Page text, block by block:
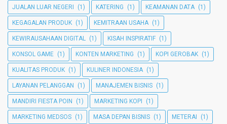
JUALAN LUAR NEGERI (1) KATERING (1) KEAMANAN DATA (1)
KEGAGALAN PRODUK (1) KEMITRAAN USAHA (1)
KEWIRAUSAHAAN DIGITAL (1) KISAH INSPIRATIF (1)
KONSOL GAME (1) KONTEN MARKETING (1) KOPI GEROBAK (1)
KUALITAS PRODUK (1) KULINER INDONESIA (1)
LAYANAN PELANGGAN (1) MANAJEMEN BISNIS (1)
MANDIRI FIESTA POIN (1) MARKETING KOPI (1)
MARKETING MEDSOS (1) MASA DEPAN BISNIS (1) METERAI (1)